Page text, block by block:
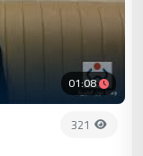
01:08
321